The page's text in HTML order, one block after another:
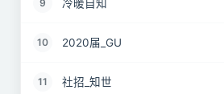
9 冷暖自知
10 2020届_GU
11 社招_知世